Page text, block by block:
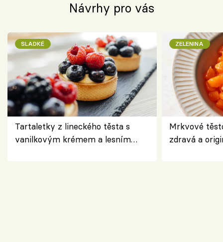
Návrhy pro vás
SLADKÉ
Tartaletky z lineckého těsta s
vanilkovým krémem a lesním
ZELENINA
Mrkvové
zdravá a